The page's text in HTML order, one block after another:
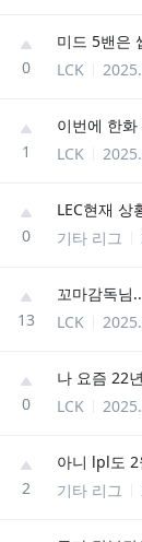
0
미드 5밴은
LCK
1
이번에 한
LCK
0
LEC현재 상
기타 리그
13
꼬마감독님
LCK
0
LCK
2
아니 lpl도 2
기타 리그